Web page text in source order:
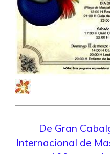
De Gran
Internacional de